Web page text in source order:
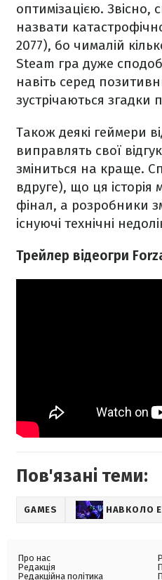
оптимізацією. Звісно,
назвати
2077), бо чималій
Steam гра дуже
навіть серед
зустрічаються згадки
Також деякі геймери
виправлять свої
зміниться на краще.
вдруге), що ця
фінал, а розробники
існуючі технічні
Трейлер відеогри
Пов'язані теми:
GAMES НАВКОЛО
Про нас
Редакція
Редакційна політика